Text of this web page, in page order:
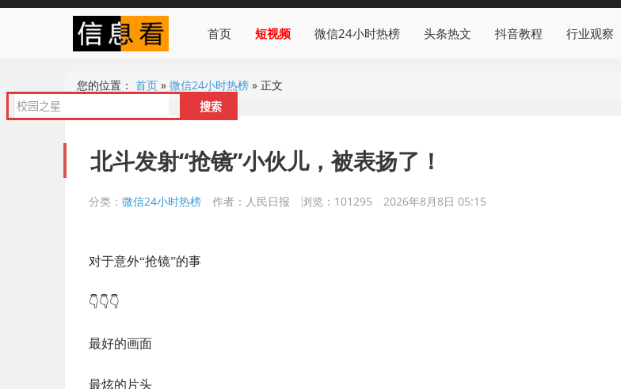
首页 短视频 微信24小时热榜 头条热文 抖音教程 行业观察
您的位置： 首页 » 微信24小时热榜 » 正文
北斗发射“抢镜”小伙儿，被表扬了！
分类： 微信24小时热榜 作者：人民日报 浏览：101295 2026年8月8日 05:15
对于意外“抢镜”的事
👇👇👇
最好的画面
最炫的片头